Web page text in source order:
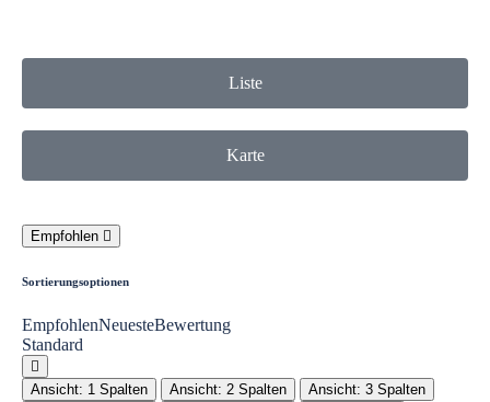
Liste
Karte
Empfohlen
Sortierungsoptionen
EmpfohlenNeuesteBewertung
Standard
Ansicht: 1 Spalten Ansicht: 2 Spalten
Ansicht: 3 Spalten